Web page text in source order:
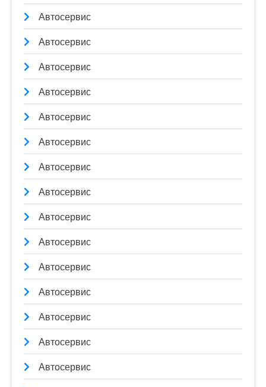
Автосервис
Автосервис
Автосервис
Автосервис
Автосервис
Автосервис
Автосервис
Автосервис
Автосервис
Автосервис
Автосервис
Автосервис
Автосервис
Автосервис
Автосервис